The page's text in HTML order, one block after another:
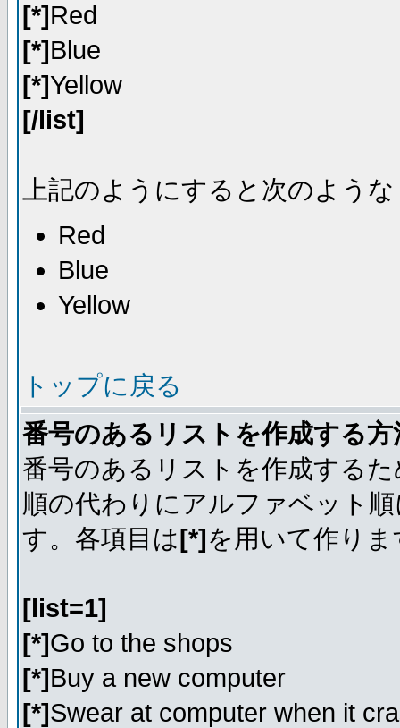
[*]Red
[*]Blue
[*]Yellow
[/list]
上記のようにすると次のよう
Red
Blue
Yellow
トップに戻る
番号のあるリストを作成する方
番号のあるリストを作成する
順の代わりにアルファベット
す。各項目は[*]を用いて作り
[list=1]
[*]Go to the shops
[*]Buy a new computer
[*]Swear at computer when it